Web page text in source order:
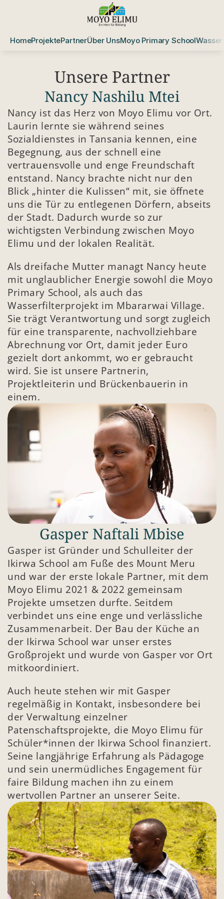
HomeProjektePartnerÜber UnsMoyo Primary School
Unsere Partner
Nancy Nashilu Mtei
Nancy ist das Herz von Moyo Elimu vor Ort.
Laurin lernte sie während seines
Sozialdienstes in Tansania kennen, eine
Begegnung, aus der schnell eine
vertrauensvolle und enge Freundschaft
entstand. Nancy brachte nicht nur den
Blick „hinter die Kulissen“ mit, sie öffnete
uns die Tür zu entlegenen Dörfern, abseits
der Stadt. Dadurch wurde so zur
wichtigsten Verbindung zwischen Moyo
Elimu und der lokalen Realität.
Als dreifache Mutter managt Nancy heute
mit unglaublicher Energie sowohl die Moyo
Primary School, als auch das
Wasserfilterprojekt im Mbararwai Village.
Sie trägt Verantwortung und sorgt zugleich
für eine transparente, nachvollziehbare
Abrechnung vor Ort, damit jeder Euro
gezielt dort ankommt, wo er gebraucht
wird. Sie ist unsere Partnerin,
Projektleiterin und Brückenbauerin in
einem.
Gasper Naftali Mbise
Gasper ist Gründer und Schulleiter der
Ikirwa School am Fuße des Mount Meru
und war der erste lokale Partner, mit dem
Moyo Elimu 2021 & 2022 gemeinsam
Projekte umsetzen durfte. Seitdem
verbindet uns eine enge und verlässliche
Zusammenarbeit. Der Bau der Küche an
der Ikirwa School war unser erstes
Großprojekt und wurde von Gasper vor Ort
mitkoordiniert.
Auch heute stehen wir mit Gasper
regelmäßig in Kontakt, insbesondere bei
der Verwaltung einzelner
Patenschaftsprojekte, die Moyo Elimu für
Schüler*innen der Ikirwa School finanziert.
Seine langjährige Erfahrung als Pädagoge
und sein unermüdliches Engagement für
faire Bildung machen ihn zu einem
wertvollen Partner an unserer Seite.